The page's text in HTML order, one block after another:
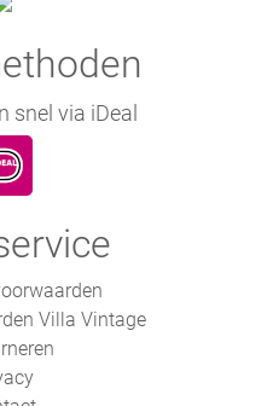
snel via iDeal
Villa Vintage